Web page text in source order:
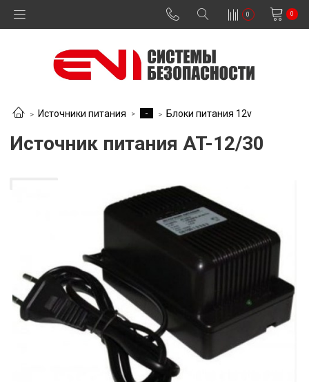
0 0
Источники питания - Блоки питания 12v
Источник питания AT-12/30